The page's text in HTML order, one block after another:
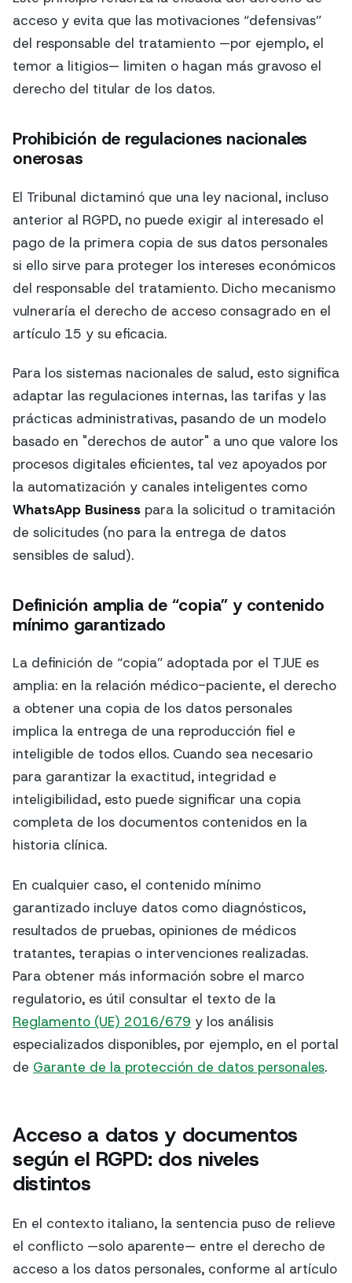
acceso y evita que las motivaciones “defensivas”
del responsable del tratamiento —por ejemplo, el
temor a litigios— limiten o hagan más gravoso el
derecho del titular de los datos.
Prohibición de regulaciones nacionales
onerosas
El Tribunal dictaminó que una ley nacional, incluso
anterior al RGPD, no puede exigir al interesado el
pago de la primera copia de sus datos personales
si ello sirve para proteger los intereses económicos
del responsable del tratamiento. Dicho mecanismo
vulneraría el derecho de acceso consagrado en el
artículo 15 y su eficacia.
Para los sistemas nacionales de salud, esto significa
adaptar las regulaciones internas, las tarifas y las
prácticas administrativas, pasando de un modelo
basado en "derechos de autor" a uno que valore los
procesos digitales eficientes, tal vez apoyados por
la automatización y canales inteligentes como
WhatsApp Business para la solicitud o tramitación
de solicitudes (no para la entrega de datos
sensibles de salud).
Definición amplia de “copia” y contenido
mínimo garantizado
La definición de “copia” adoptada por el TJUE es
amplia: en la relación médico-paciente, el derecho
a obtener una copia de los datos personales
implica la entrega de una reproducción fiel e
inteligible de todos ellos. Cuando sea necesario
para garantizar la exactitud, integridad e
inteligibilidad, esto puede significar una copia
completa de los documentos contenidos en la
historia clínica.
En cualquier caso, el contenido mínimo
garantizado incluye datos como diagnósticos,
resultados de pruebas, opiniones de médicos
tratantes, terapias o intervenciones realizadas.
Para obtener más información sobre el marco
regulatorio, es útil consultar el texto de la
Reglamento (UE) 2016/679 y los análisis
especializados disponibles, por ejemplo, en el portal
de Garante de la protección de datos personales.
Acceso a datos y documentos
según el RGPD: dos niveles
distintos
En el contexto italiano, la sentencia puso de relieve
el conflicto —solo aparente— entre el derecho de
acceso a los datos personales, conforme al artículo